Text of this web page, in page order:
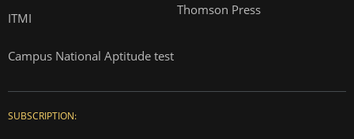
ITMI
Campus National Aptitude test
Thomson Press
SUBSCRIPTION: